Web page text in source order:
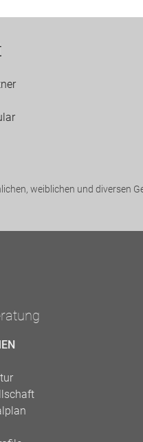
weiblichen und diversen